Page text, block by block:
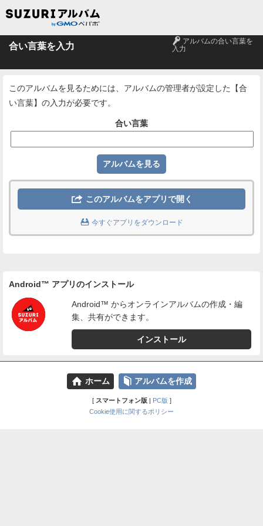
合い言葉を入力 🔑 アルバムの合い言葉を
入力
このアルバムを見るためには、アルバムの管理者が設定した【合
い言葉】の入力が必要です。
合い言葉
 このアルバムをアプリで開く
 今すぐアプリをダウンロード
Android™ アプリのインストール
Android™ からオンラインアルバムの作成・編
集、共有ができます。
インストール
⌂ ホーム 📕 アルバムを作成
[ スマートフォン版| PC版 ]
Cookie使用に関するポリシー